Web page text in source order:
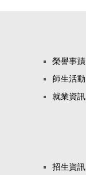
榮譽事蹟
師生活動
就業資訊
招生資訊